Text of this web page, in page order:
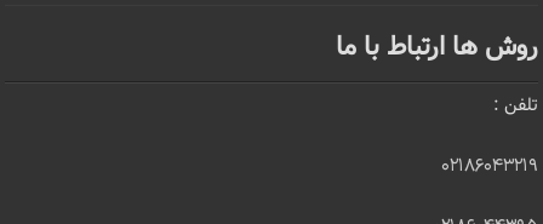
روش ها ارتباط با ما
تلفن :
۰۲۱۸۶۰۴۳۲۱۹